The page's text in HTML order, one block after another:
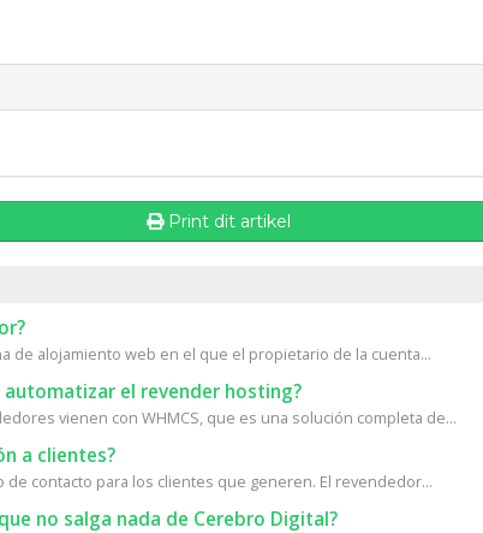
Print dit artikel
de alojamiento web en el que el propietario de la cuenta...
automatizar el revender hosting?
vienen con WHMCS, que es una solución completa de...
a clientes?
contacto para los clientes que generen. El revendedor...
no salga nada de Cerebro Digital?